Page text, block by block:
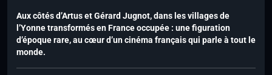
Aux côtés d’Artus et Gérard Jugnot, dans les villages de
l’Yonne transformés en France occupée : une figuration
d’époque rare, au cœur d’un cinéma français qui parle à tout le
monde.